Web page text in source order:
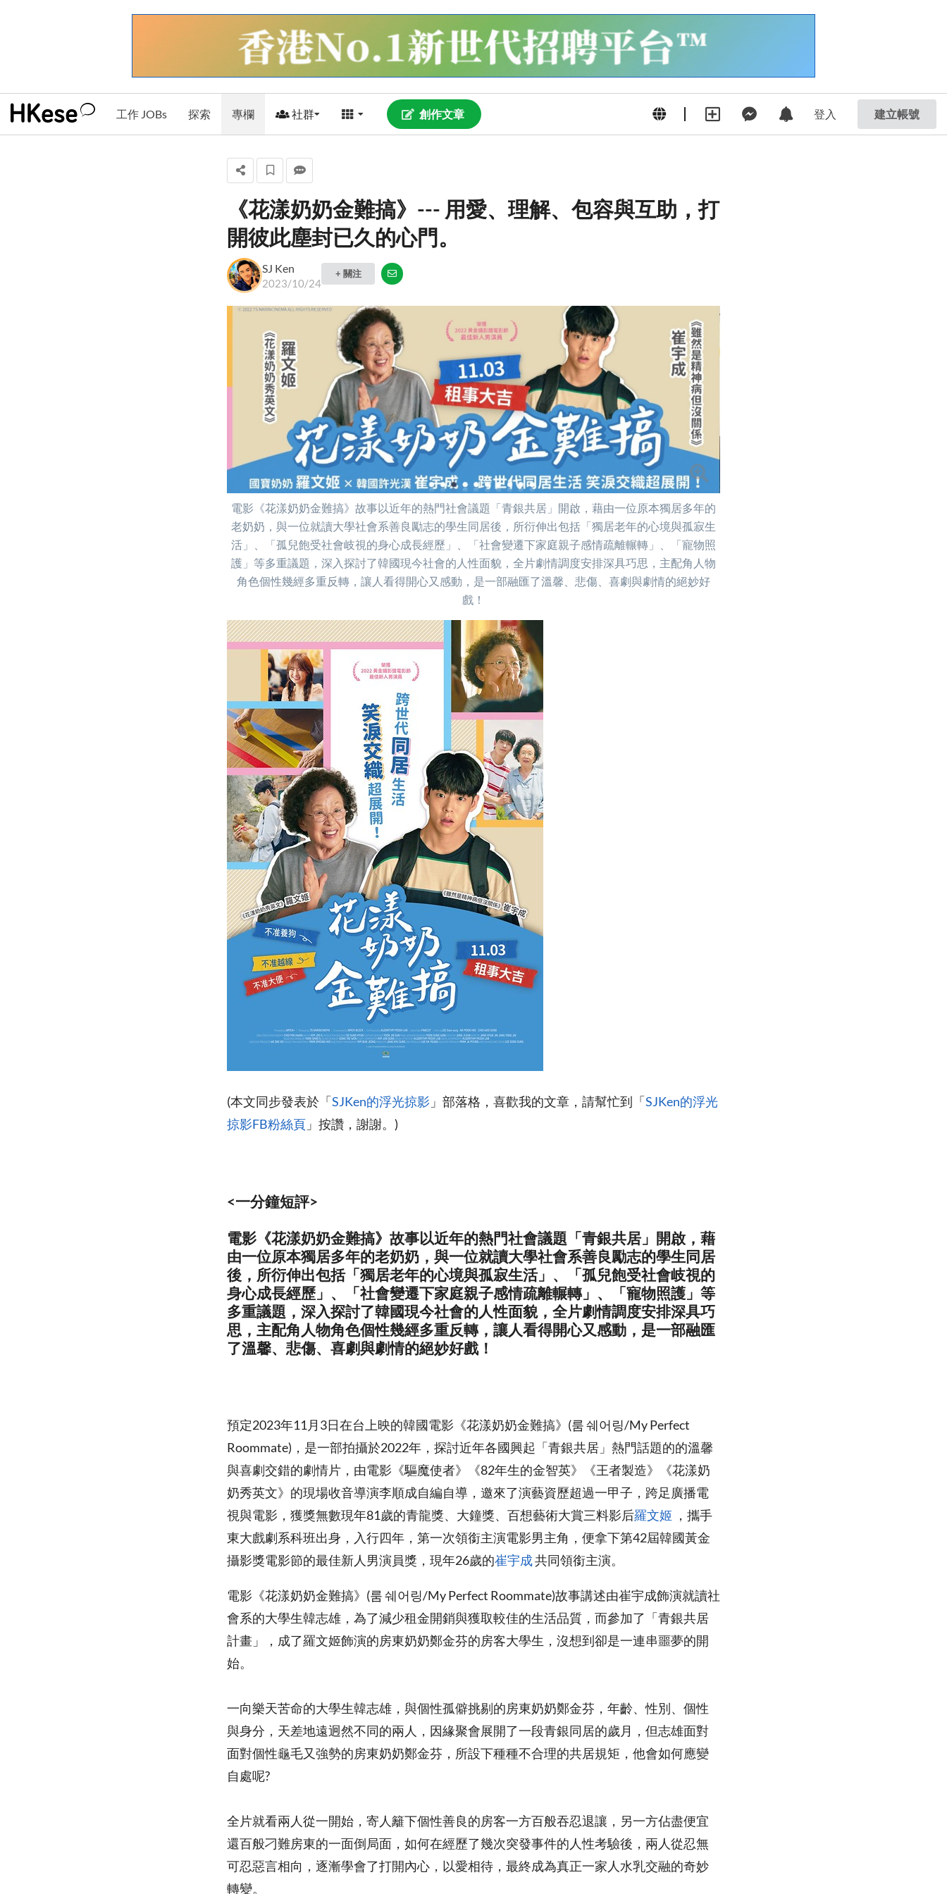
工作 JOBs 探索 專欄 社群 創作文章 登入 建立帳號
《花漾奶奶金難搞》--- 用愛、理解、包容與互助，打
開彼此塵封已久的心門。
SJ Ken
2023/10/24
+ 關注
電影《花漾奶奶金難搞》故事以近年的熱門社會議題「青銀共居」開啟，藉由一位原本獨居多年的
老奶奶，與一位就讀大學社會系善良勵志的學生同居後，所衍伸出包括「獨居老年的心境與孤寂生
活」、「孤兒飽受社會岐視的身心成長經歷」、「社會變遷下家庭親子感情疏離輾轉」、「寵物照
護」等多重議題，深入探討了韓國現今社會的人性面貌，全片劇情調度安排深具巧思，主配角人物
角色個性幾經多重反轉，讓人看得開心又感動，是一部融匯了溫馨、悲傷、喜劇與劇情的絕妙好
戲！
(本文同步發表於「SJKen的浮光掠影 」部落格，喜歡我的文章，請幫忙到「SJKen的浮光
掠影FB粉絲頁 」按讚，謝謝。)
<一分鐘短評>
電影《花漾奶奶金難搞》故事以近年的熱門社會議題「青銀共居」開啟，藉
由一位原本獨居多年的老奶奶，與一位就讀大學社會系善良勵志的學生同居
後，所衍伸出包括「獨居老年的心境與孤寂生活」、「孤兒飽受社會岐視的
身心成長經歷」、「社會變遷下家庭親子感情疏離輾轉」、「寵物照護」等
多重議題，深入探討了韓國現今社會的人性面貌，全片劇情調度安排深具巧
思，主配角人物角色個性幾經多重反轉，讓人看得開心又感動，是一部融匯
了溫馨、悲傷、喜劇與劇情的絕妙好戲！
預定2023年11月3日在台上映的韓國電影《花漾奶奶金難搞》(룸 쉐어링/My Perfect
Roommate)，是一部拍攝於2022年，探討近年各國興起「青銀共居」熱門話題的的溫馨
與喜劇交錯的劇情片，由電影《驅魔使者》《82年生的金智英》《王者製造》《花漾奶
奶秀英文》的現場收音導演李順成自編自導，邀來了演藝資歷超過一甲子，跨足廣播電
視與電影，獲獎無數現年81歲的青龍獎、大鐘獎、百想藝術大賞三料影后羅文姬 ，攜手
東大戲劇系科班出身，入行四年，第一次領銜主演電影男主角，便拿下第42屆韓國黃金
攝影獎電影節的最佳新人男演員獎，現年26歲的崔宇成共同領銜主演。
電影《花漾奶奶金難搞》(룸 쉐어링/My Perfect Roommate)故事講述由崔宇成飾演就讀社
會系的大學生韓志雄，為了減少租金開銷與獲取較佳的生活品質，而參加了「青銀共居
計畫」，成了羅文姬飾演的房東奶奶鄭金芬的房客大學生，沒想到卻是一連串噩夢的開
始。
一向樂天苦命的大學生韓志雄，與個性孤僻挑剔的房東奶奶鄭金芬，年齡、性別、個性
與身分，天差地遠迥然不同的兩人，因緣聚會展開了一段青銀同居的歲月，但志雄面對
面對個性龜毛又強勢的房東奶奶鄭金芬，所設下種種不合理的共居規矩，他會如何應變
自處呢?
全片就看兩人從一開始，寄人籬下個性善良的房客一方百般吞忍退讓，另一方佔盡便宜
還百般刁難房東的一面倒局面，如何在經歷了幾次突發事件的人性考驗後，兩人從忍無
可忍惡言相向，逐漸學會了打開內心，以愛相待，最終成為真正一家人水乳交融的奇妙
轉變。